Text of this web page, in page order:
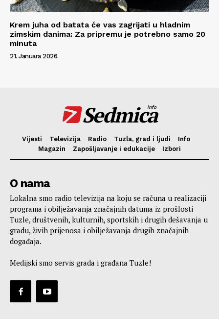
Krem juha od batata će vas zagrijati u hladnim
zimskim danima: Za pripremu je potrebno samo 20
minuta
21. Januara 2026.
Sedmica
info
Vijesti Televizija Radio Tuzla, grad i ljudi
Info
Magazin
Zapošljavanje i edukacije Izbori
O nama
Lokalna smo radio televizija na koju se računa u realizaciji
programa i obilježavanja značajnih datuma iz prošlosti
Tuzle, društvenih, kulturnih, sportskih i drugih dešavanja u
gradu, živih prijenosa i obilježavanja drugih značajnih
događaja.
Medijski smo servis grada i građana Tuzle!